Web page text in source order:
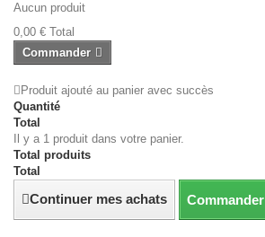
Aucun produit
0,00 € Total
Commander
Produit ajouté au panier avec succès
Quantité
Total
Il y a 1 produit dans votre panier.
Total produits
Total
Continuer mes achats Commander